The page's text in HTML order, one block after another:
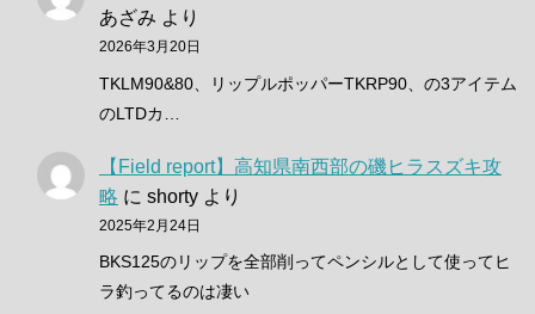
あざみ より
2026年3月20日
TKLM90&80、リップルポッパーTKRP90、の3アイテム
のLTDカ…
【Field report】高知県南西部の磯ヒラスズキ攻
略 に shorty より
2025年2月24日
BKS125のリップを全部削ってペンシルとして使ってヒ
ラ釣ってるのは凄い